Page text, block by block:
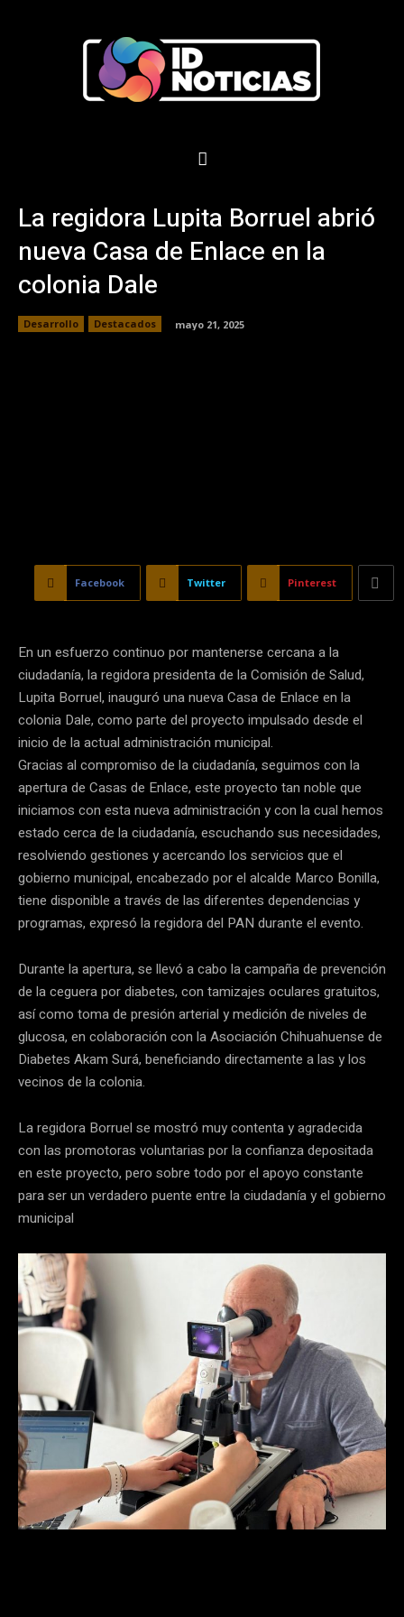
La regidora Lupita Borruel abrió
nueva Casa de Enlace en la
colonia Dale
Desarrollo Destacados mayo 21, 2025
Facebook Twitter Pinterest
En un esfuerzo continuo por mantenerse cercana a la
ciudadanía, la regidora presidenta de la Comisión de Salud,
Lupita Borruel, inauguró una nueva Casa de Enlace en la
colonia Dale, como parte del proyecto impulsado desde el
inicio de la actual administración municipal.
Gracias al compromiso de la ciudadanía, seguimos con la
apertura de Casas de Enlace, este proyecto tan noble que
iniciamos con esta nueva administración y con la cual hemos
estado cerca de la ciudadanía, escuchando sus necesidades,
resolviendo gestiones y acercando los servicios que el
gobierno municipal, encabezado por el alcalde Marco Bonilla,
tiene disponible a través de las diferentes dependencias y
programas, expresó la regidora del PAN durante el evento.
Durante la apertura, se llevó a cabo la campaña de prevención
de la ceguera por diabetes, con tamizajes oculares gratuitos,
así como toma de presión arterial y medición de niveles de
glucosa, en colaboración con la Asociación Chihuahuense de
Diabetes Akam Surá, beneficiando directamente a las y los
vecinos de la colonia.
La regidora Borruel se mostró muy contenta y agradecida
con las promotoras voluntarias por la confianza depositada
en este proyecto, pero sobre todo por el apoyo constante
para ser un verdadero puente entre la ciudadanía y el gobierno
municipal